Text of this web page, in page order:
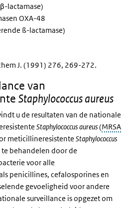
lactamase)
OXA-48
ß-lactamase)
J. (1991) 276, 269-272.
van
Staphylococcus aureus
u de resultaten van de nationale
Staphylococcus aureus(MRSA
meticillineresistente Staphylococcus
behandelen door de
voor alle
penicillines, cefalosporines en
gevoeligheid voor andere
surveillance is opgezet om